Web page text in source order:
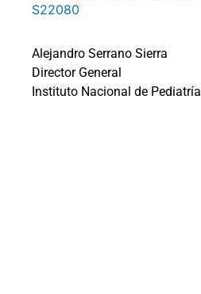
S22080
Alejandro Serrano Sierra
Director General
Instituto Nacional de Pediatría